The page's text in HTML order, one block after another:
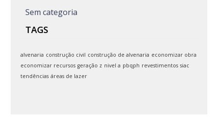
Sem categoria
TAGS
alvenaria construção civil construção de alvenaria economizar obra
economizar recursos geração z nivel a pbqph revestimentos siac
tendências áreas de lazer